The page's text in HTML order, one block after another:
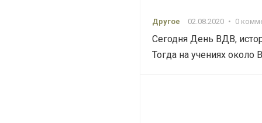
Другое 02.08.2020 • 0
Сегодня День ВДВ,
Тогда на учениях